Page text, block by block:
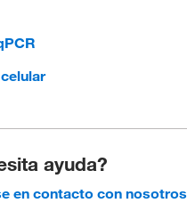
ayuda?
en contacto con nosotros